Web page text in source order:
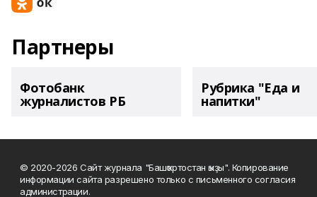
Партнеры
Фотобанк
журналистов РБ
Рубрика "Еда и
напитки"
© 2020-2026 Сайт журнала "Башҡортостан ҡыҙы". Копирование
информации сайта разрешено только с письменного согласия
администрации.